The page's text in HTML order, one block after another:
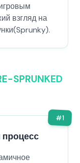
взгляд на
SPRUNKED
#1